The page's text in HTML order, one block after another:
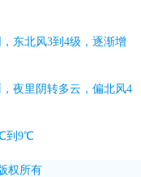
东北风3到4级，逐渐增
夜里阴转多云，偏北风4
到9℃
权所有